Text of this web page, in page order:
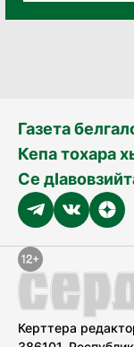
Газета
Кепа тохара
Се
Керттера